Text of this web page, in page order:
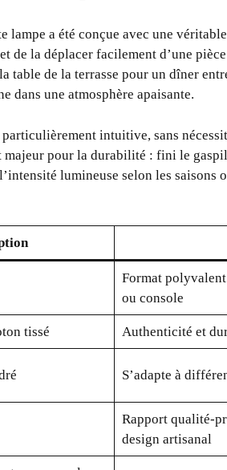
lampe a été conçue avec une
de la déplacer facilement d’une
table de la terrasse pour un dîner
dans une atmosphère apaisante.
intuitive, sans
majeur pour la durabilité : fini le
lumineuse selon les saisons
Format
ou console
tissé Authenticité et
S’adapte à
Rapport qualité-
design artisanal